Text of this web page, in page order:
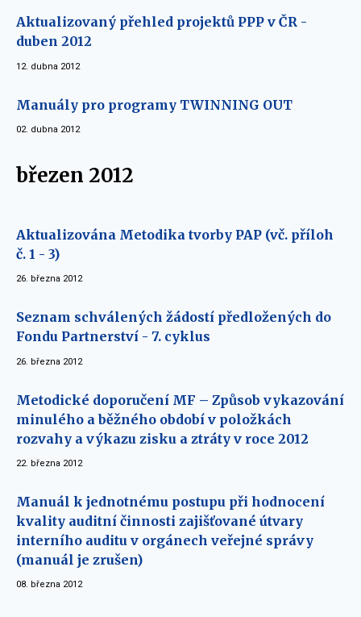
Aktualizovaný přehled projektů PPP v ČR -
duben 2012
12. dubna 2012
Manuály pro programy TWINNING OUT
02. dubna 2012
březen 2012
Aktualizována Metodika tvorby PAP (vč. příloh
č. 1 - 3)
26. března 2012
Seznam schválených žádostí předložených do
Fondu Partnerství - 7. cyklus
26. března 2012
Metodické doporučení MF – Způsob vykazování
minulého a běžného období v položkách
rozvahy a výkazu zisku a ztráty v roce 2012
22. března 2012
Manuál k jednotnému postupu při hodnocení
kvality auditní činnosti zajišťované útvary
interního auditu v orgánech veřejné správy
(manuál je zrušen)
08. března 2012